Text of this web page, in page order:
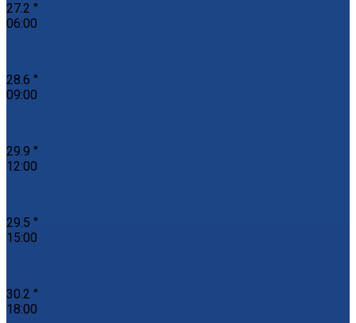
27.2 °
06:00
28.6 °
09:00
29.9 °
12:00
29.5 °
15:00
30.2 °
18:00